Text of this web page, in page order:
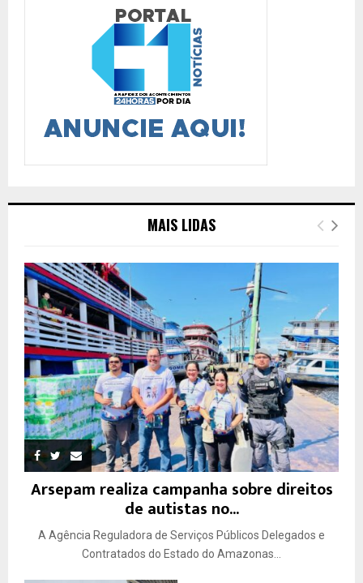
MAIS LIDAS
Arsepam realiza campanha sobre direitos
de autistas no...
A Agência Reguladora de Serviços Públicos Delegados e
Contratados do Estado do Amazonas...